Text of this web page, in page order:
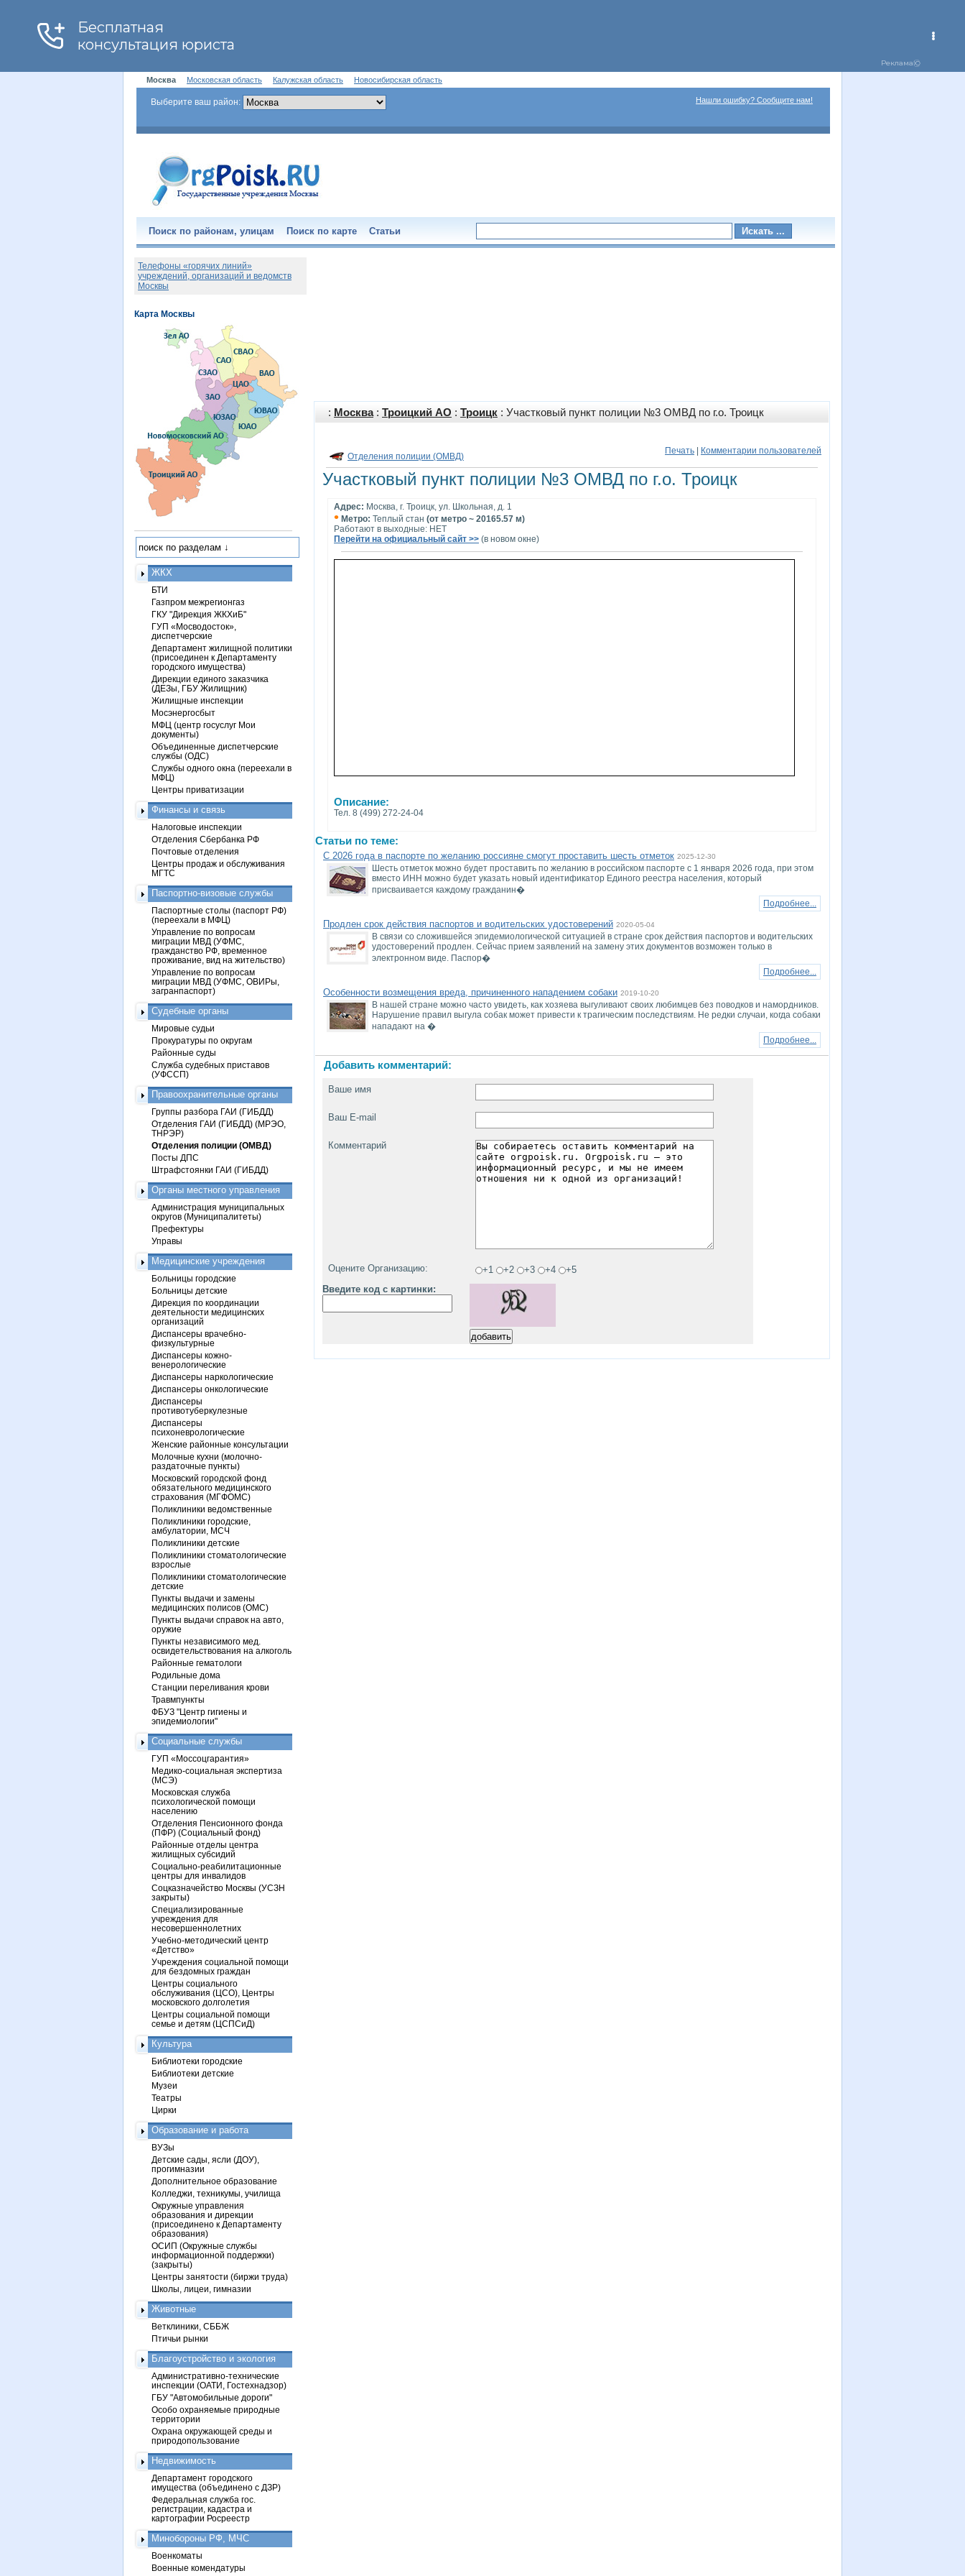
Москва Московская область Калужская область Новосибирская область
Выберите ваш район: Нашли ошибку? Сообщите нам!
Поиск по районам, улицам Поиск по карте Статьи
: Москва: Троицкий АО : Троицк : Участковый пункт полиции №3 ОМВД по г.о. Троицк
Печать Комментарии пользователей
Отделения полиции (ОМВД)
Участковый пункт полиции №3 ОМВД по г.о. Троицк
Адрес: Москва, г. Троицк, ул. Школьная, д. 1
• Метро: Теплый стан (от метро ~ 20165.57 м)
Работают в выходные: НЕТ
Перейти на официальный сайт >> (в новом окне)
Описание:
Тел. 8 (499) 272-24-04
Статьи по теме:
С 2026 года в паспорте по желанию россияне смогут проставить шесть отметок 2025-12-30
Шесть отметок можно будет проставить по желанию в российском паспорте с 1 января 2026 года, при этом
вместо ИНН можно будет указать новый идентификатор Единого реестра населения, который
присваивается каждому гражданин�
Подробнее...
Продлен срок действия паспортов и водительских удостоверений 2020-05-04
В связи со сложившейся эпидемиологической ситуацией в стране срок действия паспортов и водительских
удостоверений продлен. Сейчас прием заявлений на замену этих документов возможен только в
электронном виде. Паспор�
Подробнее...
Особенности возмещения вреда, причиненного нападением собаки 2019-10-20
В нашей стране можно часто увидеть, как хозяева выгуливают своих любимцев без поводков и намордников.
Нарушение правил выгула собак может привести к трагическим последствиям. Не редки случаи, когда собаки
нападают на �
Подробнее...
Добавить комментарий:
Ваше имя
Ваш E-mail
Комментарий
Оцените Организацию: +1 +2 +3 +4
+5
Введите код с картинки:
Телефоны «горячих линий»
учреждений, организаций и ведомств
Москвы
ЖКХ
БТИ
Газпром межрегионгаз
ГКУ "Дирекция ЖКХиБ"
ГУП «Мосводосток»,
диспетчерские
Департамент жилищной политики
(присоединен к Департаменту
городского имущества)
Дирекции единого заказчика
(ДЕЗы, ГБУ Жилищник)
Жилищные инспекции
Мосэнергосбыт
МФЦ (центр госуслуг Мои
документы)
Объединенные диспетчерские
службы (ОДС)
Службы одного окна (переехали в
МФЦ)
Центры приватизации
Финансы и связь
Налоговые инспекции
Отделения Сбербанка РФ
Почтовые отделения
Центры продаж и обслуживания
МГТС
Паспортно-визовые службы
Паспортные столы (паспорт РФ)
(переехали в МФЦ)
Управление по вопросам
миграции МВД (УФМС,
гражданство РФ, временное
проживание, вид на жительство)
Управление по вопросам
миграции МВД (УФМС, ОВИРы,
загранпаспорт)
Судебные органы
Мировые судьи
Прокуратуры по округам
Районные суды
Служба судебных приставов
(УФССП)
Правоохранительные органы
Группы разбора ГАИ (ГИБДД)
Отделения ГАИ (ГИБДД) (МРЭО,
ТНРЭР)
Отделения полиции (ОМВД)
Посты ДПС
Штрафстоянки ГАИ (ГИБДД)
Органы местного управления
Администрация муниципальных
округов (Муниципалитеты)
Префектуры
Управы
Медицинские учреждения
Больницы городские
Больницы детские
Дирекция по координации
деятельности медицинских
организаций
Диспансеры врачебно-
физкультурные
Диспансеры кожно-
венерологические
Диспансеры наркологические
Диспансеры онкологические
Диспансеры
противотуберкулезные
Диспансеры
психоневрологические
Женские районные консультации
Молочные кухни (молочно-
раздаточные пункты)
Московский городской фонд
обязательного медицинского
страхования (МГФОМС)
Поликлиники ведомственные
Поликлиники городские,
амбулатории, МСЧ
Поликлиники детские
Поликлиники стоматологические
взрослые
Поликлиники стоматологические
детские
Пункты выдачи и замены
медицинских полисов (ОМС)
Пункты выдачи справок на авто,
оружие
Пункты независимого мед.
освидетельствования на алкоголь
Районные гематологи
Родильные дома
Станции переливания крови
Травмпункты
ФБУЗ "Центр гигиены и
эпидемиологии"
Социальные службы
ГУП «Моссоцгарантия»
Медико-социальная экспертиза
(МСЭ)
Московская служба
психологической помощи
населению
Отделения Пенсионного фонда
(ПФР) (Социальный фонд)
Районные отделы центра
жилищных субсидий
Социально-реабилитационные
центры для инвалидов
Соцказначейство Москвы (УСЗН
закрыты)
Специализированные
учреждения для
несовершеннолетних
Учебно-методический центр
«Детство»
Учреждения социальной помощи
для бездомных граждан
Центры социального
обслуживания (ЦСО), Центры
московского долголетия
Центры социальной помощи
семье и детям (ЦСПСиД)
Культура
Библиотеки городские
Библиотеки детские
Музеи
Театры
Цирки
Образование и работа
ВУЗы
Детские сады, ясли (ДОУ),
прогимназии
Дополнительное образование
Колледжи, техникумы, училища
Окружные управления
образования и дирекции
(присоединено к Департаменту
образования)
ОСИП (Окружные службы
информационной поддержки)
(закрыты)
Центры занятости (биржи труда)
Школы, лицеи, гимназии
Животные
Ветклиники, СББЖ
Птичьи рынки
Благоустройство и экология
Административно-технические
инспекции (ОАТИ, Гостехнадзор)
ГБУ "Автомобильные дороги"
Особо охраняемые природные
территории
Охрана окружающей среды и
природопользование
Недвижимость
Департамент городского
имущества (объединено с ДЗР)
Федеральная служба гос.
регистрации, кадастра и
картографии Росреестр
Минобороны РФ, МЧС
Военкоматы
Военные комендатуры